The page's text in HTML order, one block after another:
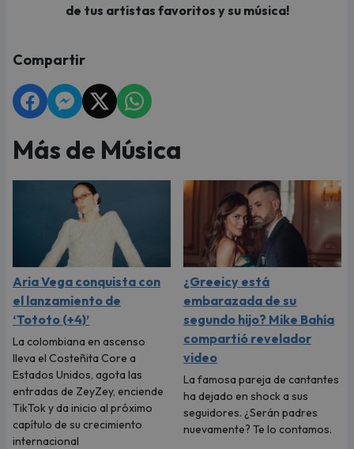
de tus artistas favoritos y su música!
Compartir
Más de Música
Aria Vega conquista con
el lanzamiento de
‘Tototo (+4)’
La colombiana en ascenso
lleva el Costeñita Core a
Estados Unidos, agota las
entradas de ZeyZey, enciende
TikTok y da inicio al próximo
capítulo de su crecimiento
internacional
¿Greeicy está
embarazada de su
segundo hijo? Mike Bahía
compartió revelador
video
La famosa pareja de cantantes
ha dejado en shock a sus
seguidores. ¿Serán padres
nuevamente? Te lo contamos.